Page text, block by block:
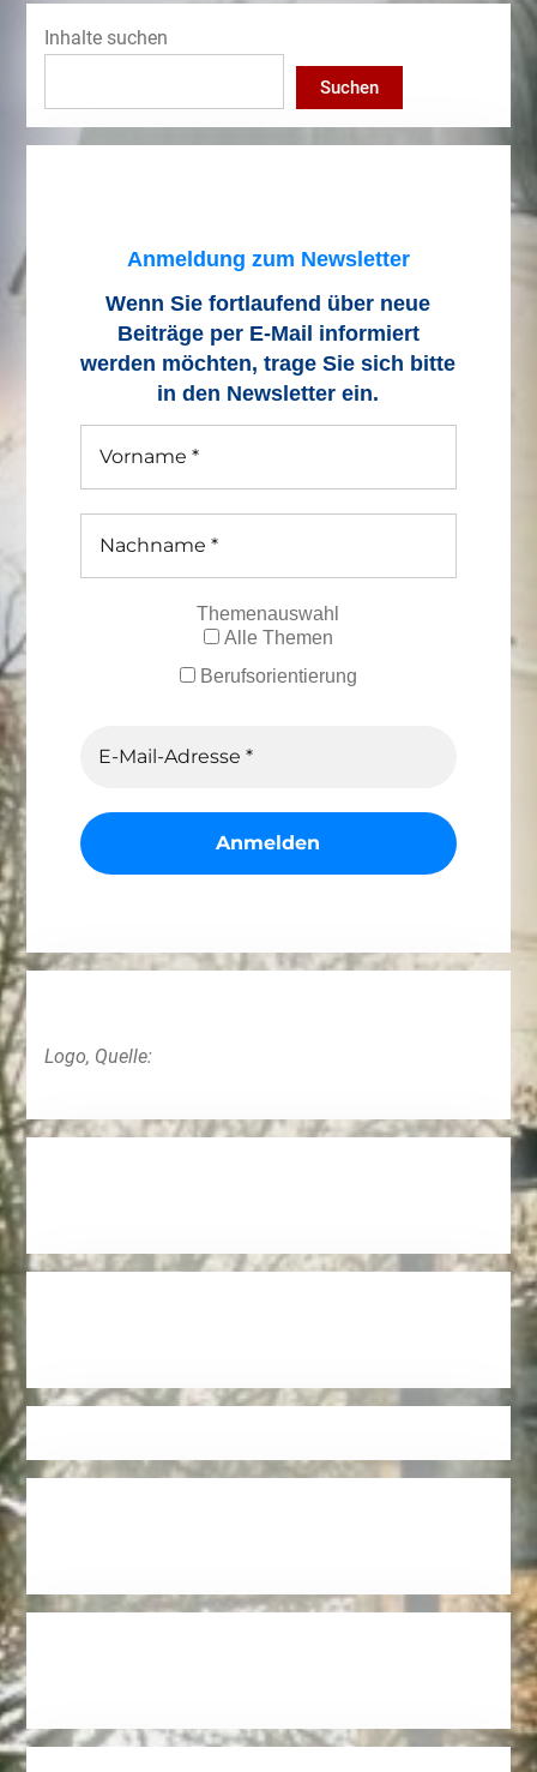
Inhalte suchen
Suchen
Anmeldung zum Newsletter
Wenn Sie fortlaufend über neue
Beiträge per E-Mail informiert
werden möchten, trage Sie sich bitte
in den Newsletter ein.
Themenauswahl
Alle Themen
Berufsorientierung
Logo, Quelle: